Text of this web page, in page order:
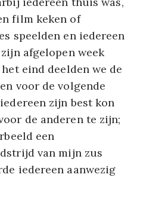
film keken of
speelden en iedereen
afgelopen week
eind deelden we de
voor de volgende
zijn best kon
de anderen te zijn;
een
van mijn zus
iedereen aanwezig